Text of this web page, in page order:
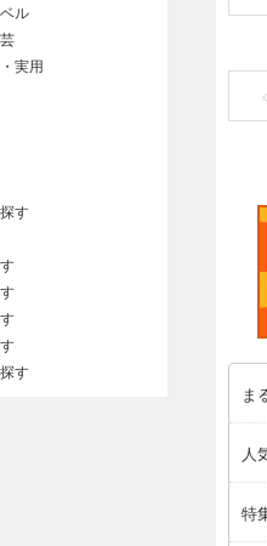
ま
人
特
ル
実用
す
す